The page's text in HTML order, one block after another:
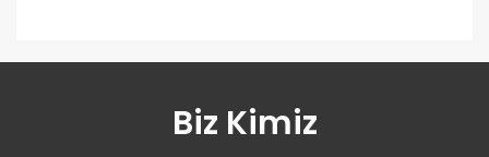
Biz Kimiz